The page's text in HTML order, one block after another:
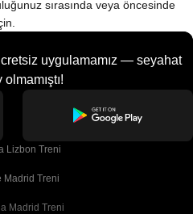
sırasında veya öncesinde
uygulamamız — seyahat
Lizbon Treni
Madrid Treni
Madrid Treni